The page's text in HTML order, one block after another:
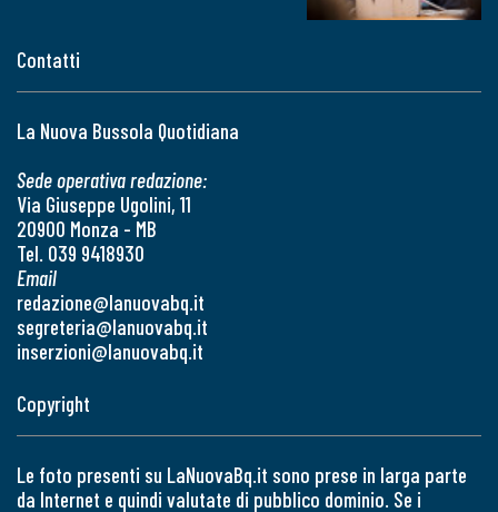
Contatti
La Nuova Bussola Quotidiana
Sede operativa redazione:
Via Giuseppe Ugolini, 11
20900 Monza - MB
Tel. 039 9418930
Email
redazione@lanuovabq.it
segreteria@lanuovabq.it
inserzioni@lanuovabq.it
Copyright
Le foto presenti su LaNuovaBq.it sono prese in larga parte
da Internet e quindi valutate di pubblico dominio. Se i